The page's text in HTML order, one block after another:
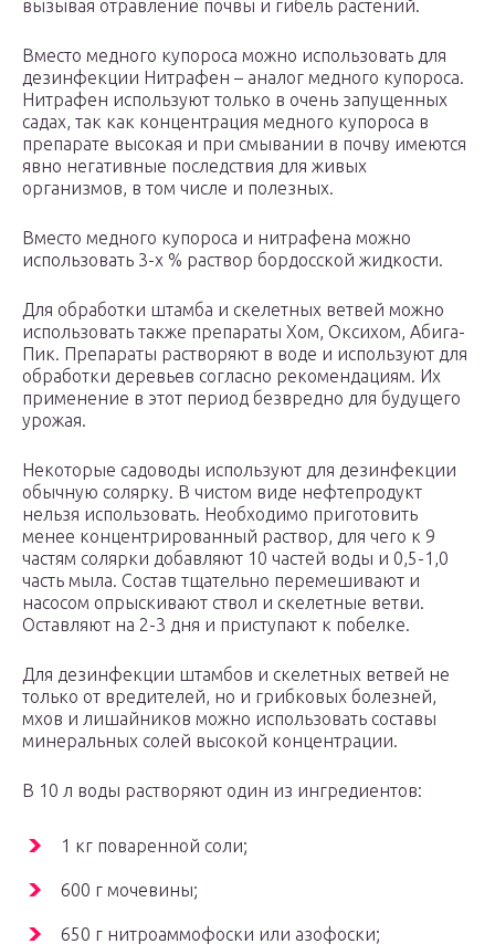
вызывая отравление почвы и гибель растений.
Вместо медного купороса можно использовать для
дезинфекции Нитрафен – аналог медного купороса.
Нитрафен используют только в очень запущенных
садах, так как концентрация медного купороса в
препарате высокая и при смывании в почву имеются
явно негативные последствия для живых
организмов, в том числе и полезных.
Вместо медного купороса и нитрафена можно
использовать 3-х % раствор бордосской жидкости.
Для обработки штамба и скелетных ветвей можно
использовать также препараты Хом, Оксихом, Абига-
Пик. Препараты растворяют в воде и используют для
обработки деревьев согласно рекомендациям. Их
применение в этот период безвредно для будущего
урожая.
Некоторые садоводы используют для дезинфекции
обычную солярку. В чистом виде нефтепродукт
нельзя использовать. Необходимо приготовить
менее концентрированный раствор, для чего к 9
частям солярки добавляют 10 частей воды и 0,5-1,0
часть мыла. Состав тщательно перемешивают и
насосом опрыскивают ствол и скелетные ветви.
Оставляют на 2-3 дня и приступают к побелке.
Для дезинфекции штамбов и скелетных ветвей не
только от вредителей, но и грибковых болезней,
мхов и лишайников можно использовать составы
минеральных солей высокой концентрации.
В 10 л воды растворяют один из ингредиентов:
1 кг поваренной соли;
600 г мочевины;
650 г нитроаммофоски или азофоски;